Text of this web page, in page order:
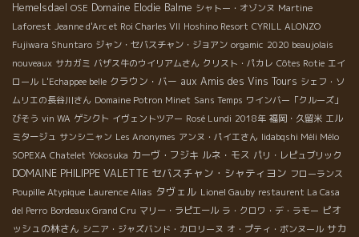
Hemelsdael OSE Domaine Elodie Balme シャトー・オゾンヌ Martine
Laforest Jeanne d'Arc et Roi Charles VII Hoshino Resort CYRILL ALONZO
Fujiwara Shuntaro ジャン・セバスチャン・ジョアン orgamic 2020 beaujolais
nouveaux サカガミ バザス牛のウイリアムさん クリスト・パカレ Côtes Rotie エイ
ロール L'Echappee belle クラウン・バー aux Amis des Vins Tours シェフ・ソ
ムリエの長谷川さん Domaine Potron Minet Sans Temps ワインバー「クルーズ」
びそう vin WA ゲシクト イヴェントツアー Rosé Lundi 2018年 福岡・久留米 エル
ミタージュ サンシニャン Les Anonymes アンヌ・パイエさん Iidabqshi Méli Mélo
SOPEXA Chatelet Yokosuka カーヴ・フジキ ルネ・モス パリ・レピュブリック
DOMAINE PHILIPPE VALETTE セバスチャン・シャティヨン フローランス
Poupille Atypique Laurence Alias タヴェル Lionel Gauby restaurent La Casa
del Perro Bordeaux Grand Cru マリー・ラピエール ラ・クロワ・デ・ラモー ピオ
ッシュの林さん シニア・ジャズバンド・カロリーヌ オ・プティ・ボンヌール サカ